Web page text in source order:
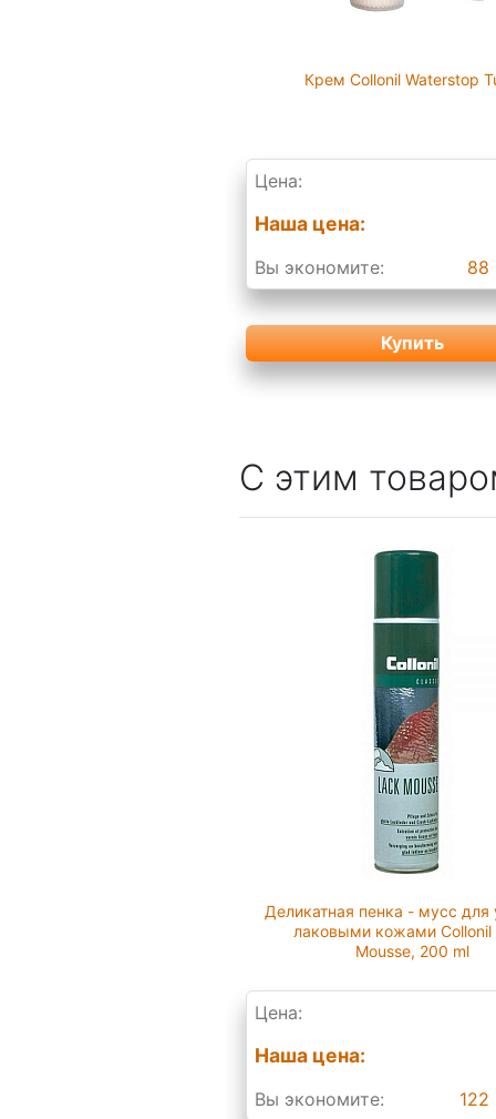
Крем Collonil Waterstop
Цена:
Наша цена:
Вы экономите: 88
Купить
С этим
Деликатная пенка - мусс для
лаковыми кожами Collonil
Mousse, 200 ml
Цена:
Наша цена:
Вы экономите: 122